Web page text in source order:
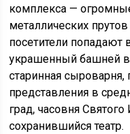
комплекса —
металлических
посетители попадают
украшенный башней в
старинная
представления в
град, часовня
сохранившийся театр.